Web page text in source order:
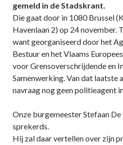
gemeld in de Stadskrant.
Die gaat door in 1080 Brussel
Havenlaan 2) op 24 november.
want georganiseerd door het
Bestuur en het Vlaams
voor Grensoverschrijdende en
Samenwerking. Van dat laatste
navraag nog geen politieagent
Onze burgemeester Stefaan
sprekerds.
Hij zal daar vertellen over zijn